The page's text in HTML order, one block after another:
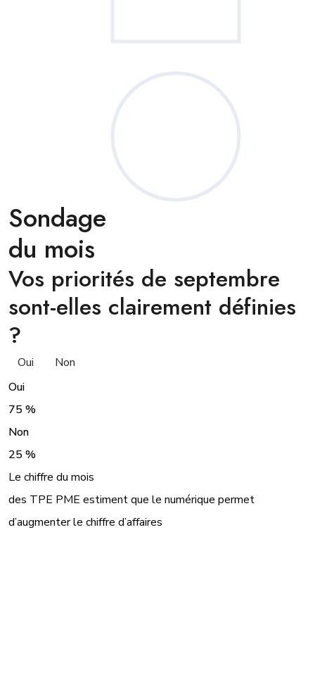
Sondage
du mois
Vos priorités de septembre
sont-elles clairement définies
?
Oui
Non
Oui
75 %
Non
25 %
Le chiffre du mois
des TPE PME estiment que le numérique permet
d’augmenter le chiffre d’affaires